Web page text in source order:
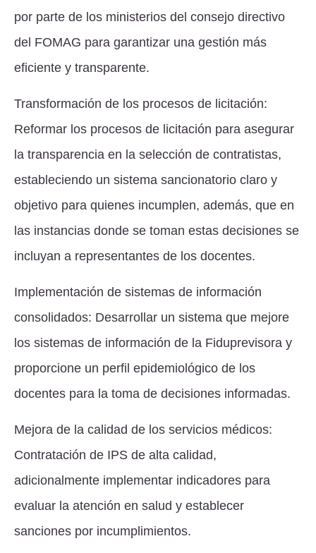
por parte de los ministerios del consejo directivo
del FOMAG para garantizar una gestión más
eficiente y transparente.
Transformación de los procesos de licitación:
Reformar los procesos de licitación para asegurar
la transparencia en la selección de contratistas,
estableciendo un sistema sancionatorio claro y
objetivo para quienes incumplen, además, que en
las instancias donde se toman estas decisiones se
incluyan a representantes de los docentes.
Implementación de sistemas de información
consolidados: Desarrollar un sistema que mejore
los sistemas de información de la Fiduprevisora y
proporcione un perfil epidemiológico de los
docentes para la toma de decisiones informadas.
Mejora de la calidad de los servicios médicos:
Contratación de IPS de alta calidad,
adicionalmente implementar indicadores para
evaluar la atención en salud y establecer
sanciones por incumplimientos.